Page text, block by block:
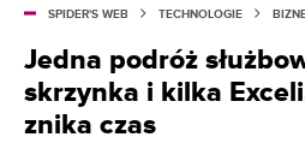
SPIDER'S WEB TECHNOLOGIE
Jedna podróż
skrzynka i kilka
znika czas